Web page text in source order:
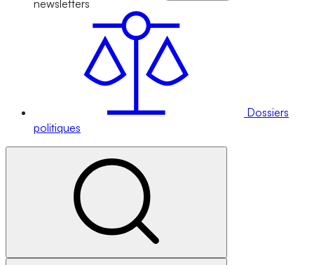
newsletters
Dossiers
politiques